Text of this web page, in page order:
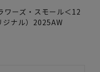
ワーズ・スモール＜12
ジナル）2025AW